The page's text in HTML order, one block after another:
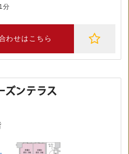
分
わせはこちら
ズンテラス